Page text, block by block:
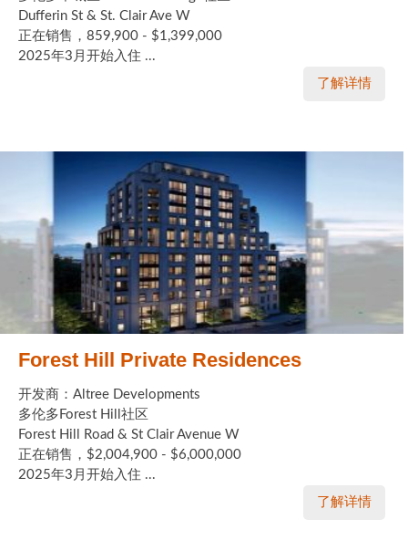
Dufferin St & St. Clair Ave W
正在销售，859,900 - $1,399,000
2025年3月开始入住 ...
了解详情
Forest Hill Private Residences
开发商：Altree Developments
多伦多Forest Hill社区
Forest Hill Road & St Clair Avenue W
正在销售，$2,004,900 - $6,000,000
2025年3月开始入住 ...
了解详情